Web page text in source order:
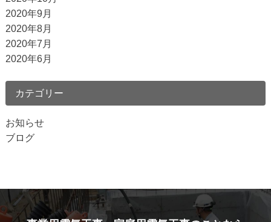
2020年9月
2020年8月
2020年7月
2020年6月
カテゴリー
お知らせ
ブログ